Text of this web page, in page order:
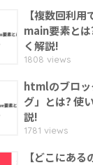
【複数回利
main要素と
く解説!
1808 views
htmlのブロ
グ」とは? 使
説!
1781 views
【どこにあ